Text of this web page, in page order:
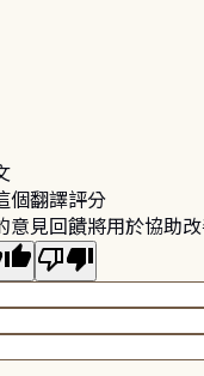
個翻譯評分
意見回饋將用於協助